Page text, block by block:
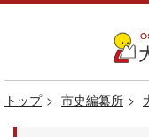
トップ 市史編纂所